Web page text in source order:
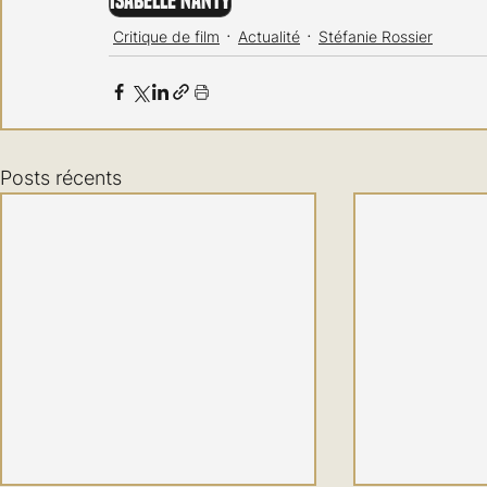
Critique de film Actualité Stéfanie Rossier
Posts récents